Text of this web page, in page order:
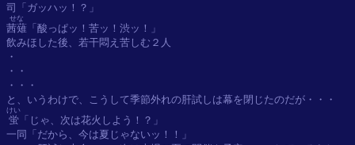
茜薙
せな
「酸っぱッ！苦ッ！渋ッ！」
飲みほした後、若干悶え苦しむ２人
・
・・
・・・
蛍
けい
「じゃ、次は花火しよう！？」
一同「だから、今は夏じゃないッ！！」